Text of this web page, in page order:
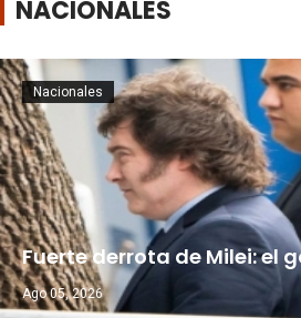
NACIONALES
Fuerte derrota de Milei: el
Ago 05, 2026
Nacionales